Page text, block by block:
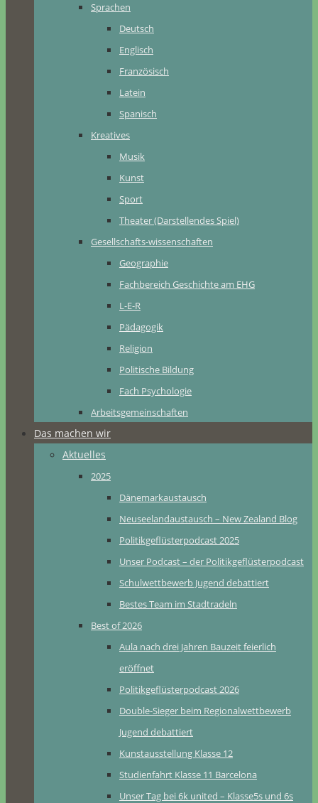
Sprachen
Deutsch
Englisch
Französisch
Latein
Spanisch
Kreatives
Musik
Kunst
Sport
Theater (Darstellendes Spiel)
Gesellschafts-wissenschaften
Geographie
Fachbereich Geschichte am EHG
L-E-R
Pädagogik
Religion
Politische Bildung
Fach Psychologie
Arbeitsgemeinschaften
Das machen wir
Aktuelles
2025
Dänemarkaustausch
Neuseelandaustausch – New Zealand Blog
Politikgeflüsterpodcast 2025
Unser Podcast – der Politikgeflüsterpodcast
Schulwettbewerb Jugend debattiert
Bestes Team im Stadtradeln
Best of 2026
Aula nach drei Jahren Bauzeit feierlich
eröffnet
Politikgeflüsterpodcast 2026
Double-Sieger beim Regionalwettbewerb
Jugend debattiert
Kunstausstellung Klasse 12
Studienfahrt Klasse 11 Barcelona
Unser Tag bei 6k united – Klasse5s und 6s